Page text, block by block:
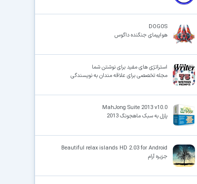
DOGOS
هواپیمای جنگنده داگوس
استراتژی های مفید برای نوشتن شما
مجله تخصصی برای علاقه مندان به نویسندگی
MahJong Suite 2013 v10.0
پازل به سبک ماهجونگ 2013
Beautiful relax islands HD 2.03 for Android
جزیره آرام